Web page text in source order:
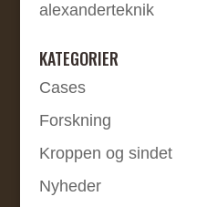
alexanderteknik
KATEGORIER
Cases
Forskning
Kroppen og sindet
Nyheder